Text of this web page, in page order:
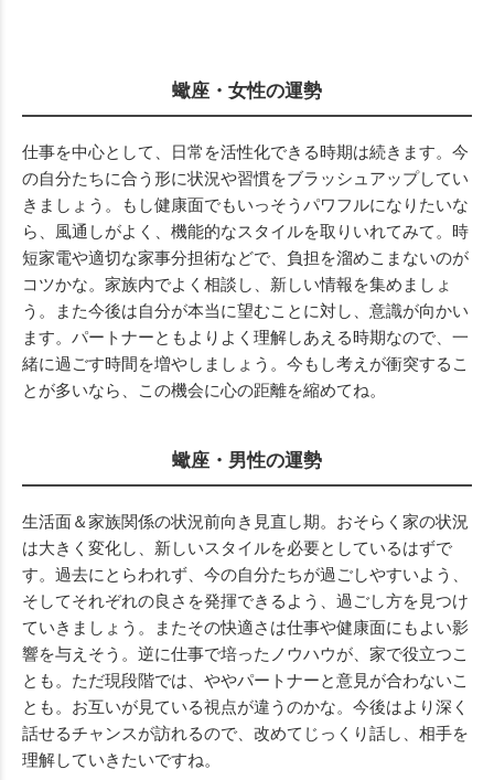
蠍座・女性の運勢
仕事を中心として、日常を活性化できる時期は続きます。今
の自分たちに合う形に状況や習慣をブラッシュアップしてい
きましょう。もし健康面でもいっそうパワフルになりたいな
ら、風通しがよく、機能的なスタイルを取りいれてみて。時
短家電や適切な家事分担術などで、負担を溜めこまないのが
コツかな。家族内でよく相談し、新しい情報を集めましょ
う。また今後は自分が本当に望むことに対し、意識が向かい
ます。パートナーともよりよく理解しあえる時期なので、一
緒に過ごす時間を増やしましょう。今もし考えが衝突するこ
とが多いなら、この機会に心の距離を縮めてね。
蠍座・男性の運勢
生活面＆家族関係の状況前向き見直し期。おそらく家の状況
は大きく変化し、新しいスタイルを必要としているはずで
す。過去にとらわれず、今の自分たちが過ごしやすいよう、
そしてそれぞれの良さを発揮できるよう、過ごし方を見つけ
ていきましょう。またその快適さは仕事や健康面にもよい影
響を与えそう。逆に仕事で培ったノウハウが、家で役立つこ
とも。ただ現段階では、ややパートナーと意見が合わないこ
とも。お互いが見ている視点が違うのかな。今後はより深く
話せるチャンスが訪れるので、改めてじっくり話し、相手を
理解していきたいですね。